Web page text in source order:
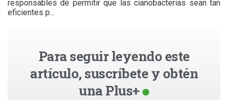
responsables de permitir que las cianobacterias sean tan
eficientes p...
Para seguir leyendo este
artículo, suscríbete y obtén
una Plus+